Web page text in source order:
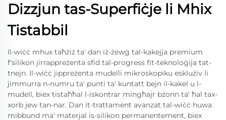
Dizzjun tas-Superfiċje li Mhix
Tistabbil
Il-wiċċ mhux taħżiż ta' dan iż-żewġ tal-kakejja premium
f'silikon jirrappreżenta sfid tal-progress fit-teknoloġija tat-
tnejn. Il-wiċċ jippreżenta mudelli mikroskopiku esklużiv li
jimmurra n-numru ta' punti ta' kuntatt bejn il-kakel u l-
mudell, biex tistaħħal l-iskontrar mingħajr bżonn ta' ħal tax-
xorb jew tan-nar. Dan it-trattament avanzat tal-wiċċ huwa
mibbund ma' materjal is-silikon permanentement, biex